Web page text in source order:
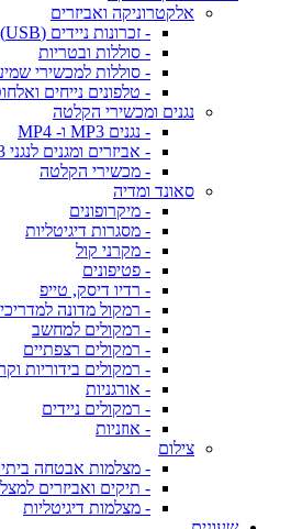
אלקטרוניקה ואביזרים
- זכרונות ניידים (USB) וכרטיסי זיכרון
- סוללות ובטריות
- סוללות למכשירי
- טלפונים נייחים
נגנים ומכשירי הקלטה
- נגנים MP3 ו- MP4
- אביזרים ומגנים לנגני MP3 ו- MP4
- מכשירי הקלטה
סאונד ומדיה
- מיקרופונים
- מסגרות דיגיטליות
- מקרני קול
- פטיפונים
- רדיו דיסק, טייפ
- רמקול מדונה
- רמקולים למחשב
- רמקולים רצפתיים
- רמקולים בידוריות
- אורגניות
- רמקולים ניידים
- אוזניות
צילום
- מצלמות אבטחה
- תיקים ואביזרים
- מצלמות דיגיטליות